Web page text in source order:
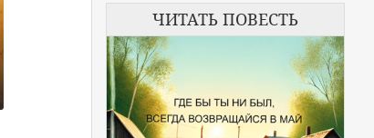
ЧИТАТЬ ПОВЕСТЬ